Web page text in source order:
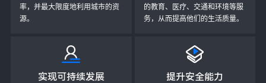
率，并最大限度地利用城市的资
源。
的教育、医疗、交通和环境等服
务，从而提高他们的生活质量。
实现可持续发展 提升安全能力